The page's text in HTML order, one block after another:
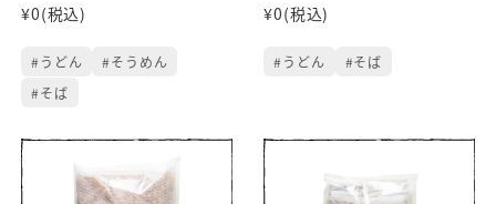
¥0(税込)
#うどん
#そうめん
#そば
¥0(税込)
#うどん #そば